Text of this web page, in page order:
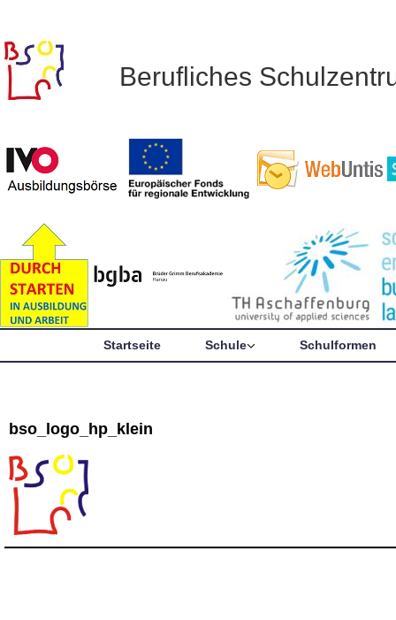
Berufliches
Startseite Schule Schulformen
bso_logo_hp_klein